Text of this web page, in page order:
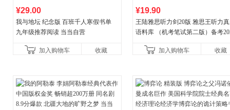
¥29.00
我与地坛 纪念版 百班千人寒假书单
九年级推荐阅读 当当自营
加入购物车 收藏
¥19.90
王陆雅思听力剑20版 雅思王听力
语料库 （机考笔试第二版）备考
新增在
加入购物车 收藏